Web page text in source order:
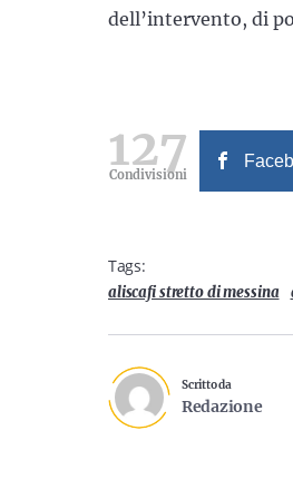
dell’intervento, di
127
Condivisioni
Tags:
aliscafi stretto di messina
Scritto da
Redazione